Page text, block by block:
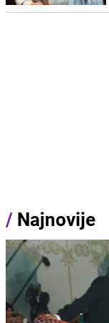
/ Najnovije